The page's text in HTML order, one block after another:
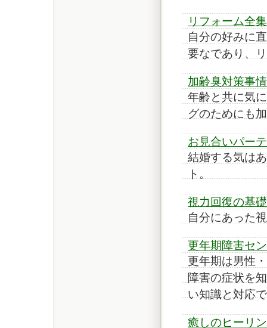
リフォーム全集
自分の好みに
要なであり、
加齢臭対策事情
年齢と共に気
グのためにも
お見合いパー
結婚する気は
ト。
視力回復の基
自分にあった
更年期障害セ
更年期は男性
障害の症状を
い知識と対応
癒しのヒーリ